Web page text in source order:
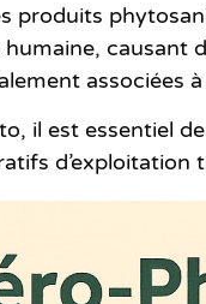
produits
causant
associées
il est essentiel